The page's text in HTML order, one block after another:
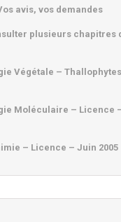
avis, vos demandes
plusieurs chapitres
Végétale –
Moléculaire – Licence
– Licence – Juin 2005